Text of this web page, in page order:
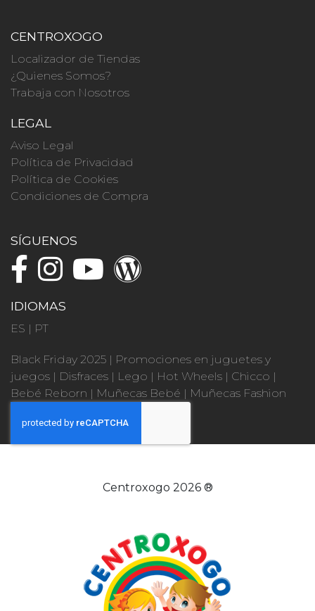
CENTROXOGO
Localizador de Tiendas
¿Quienes Somos?
Trabaja con Nosotros
LEGAL
Aviso Legal
Política de Privacidad
Política de Cookies
Condiciones de Compra
SÍGUENOS
IDIOMAS
ES | PT
Black Friday 2025 | Promociones en juguetes y
juegos | Disfraces | Lego | Hot Wheels | Chicco |
Bebé Reborn | Muñecas Bebé | Muñecas Fashion
Centroxogo 2026 ®